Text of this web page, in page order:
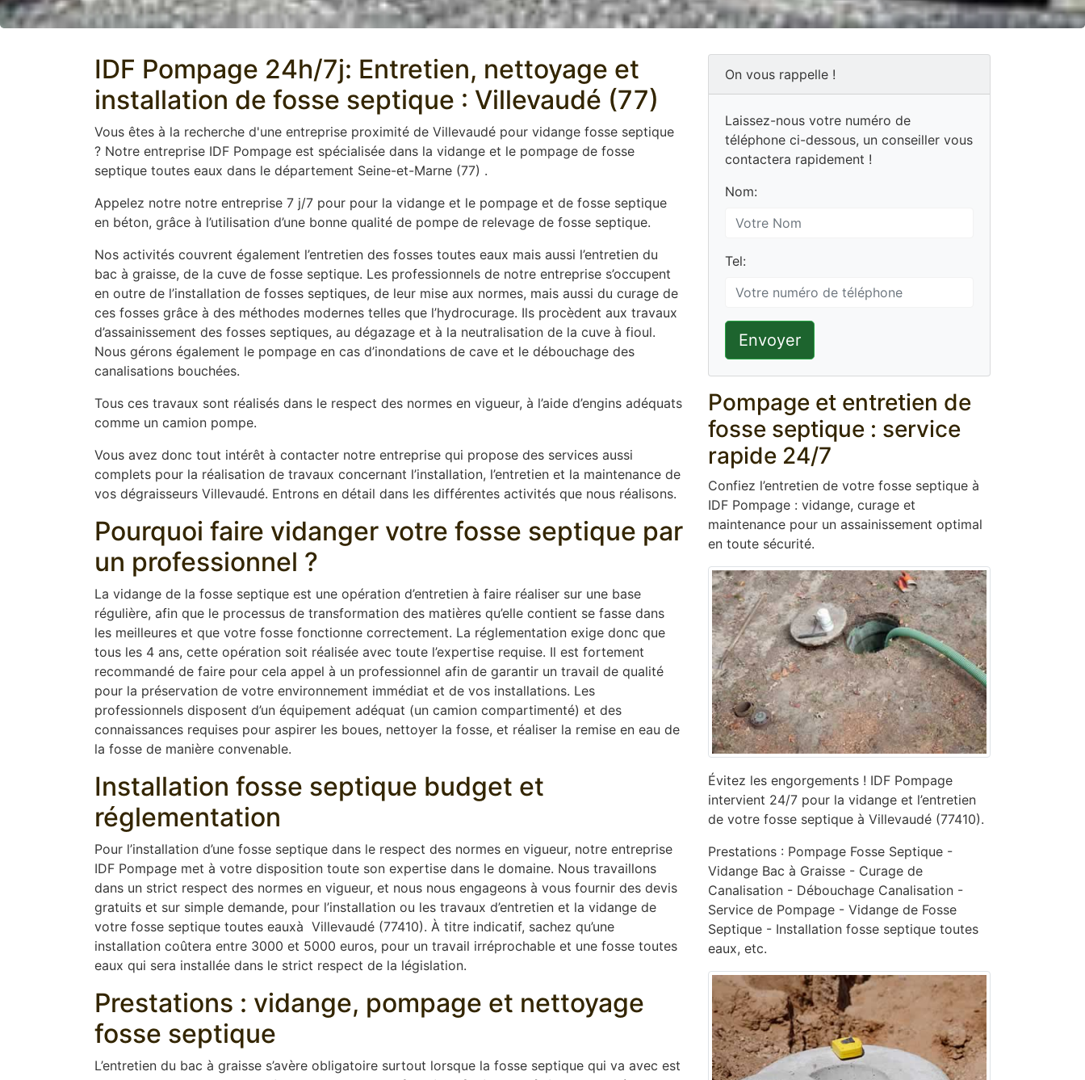
IDF Pompage 24h/7j: Entretien, nettoyage et
installation de fosse septique : Villevaudé (77)
Vous êtes à la recherche d'une entreprise proximité de Villevaudé pour vidange fosse septique
? Notre entreprise IDF Pompage est spécialisée dans la vidange et le pompage de fosse
septique toutes eaux dans le département Seine-et-Marne (77) .
Appelez notre notre entreprise 7 j/7 pour pour la vidange et le pompage et de fosse septique
en béton, grâce à l’utilisation d’une bonne qualité de pompe de relevage de fosse septique.
Nos activités couvrent également l’entretien des fosses toutes eaux mais aussi l’entretien du
bac à graisse, de la cuve de fosse septique. Les professionnels de notre entreprise s’occupent
en outre de l’installation de fosses septiques, de leur mise aux normes, mais aussi du curage de
ces fosses grâce à des méthodes modernes telles que l’hydrocurage. Ils procèdent aux travaux
d’assainissement des fosses septiques, au dégazage et à la neutralisation de la cuve à fioul.
Nous gérons également le pompage en cas d’inondations de cave et le débouchage des
canalisations bouchées.
Tous ces travaux sont réalisés dans le respect des normes en vigueur, à l’aide d’engins adéquats
comme un camion pompe.
Vous avez donc tout intérêt à contacter notre entreprise qui propose des services aussi
complets pour la réalisation de travaux concernant l’installation, l’entretien et la maintenance de
vos dégraisseurs Villevaudé. Entrons en détail dans les différentes activités que nous réalisons.
Pourquoi faire vidanger votre fosse septique par
un professionnel ?
La vidange de la fosse septique est une opération d’entretien à faire réaliser sur une base
régulière, afin que le processus de transformation des matières qu’elle contient se fasse dans
les meilleures et que votre fosse fonctionne correctement. La réglementation exige donc que
tous les 4 ans, cette opération soit réalisée avec toute l’expertise requise. Il est fortement
recommandé de faire pour cela appel à un professionnel afin de garantir un travail de qualité
pour la préservation de votre environnement immédiat et de vos installations. Les
professionnels disposent d’un équipement adéquat (un camion compartimenté) et des
connaissances requises pour aspirer les boues, nettoyer la fosse, et réaliser la remise en eau de
la fosse de manière convenable.
Installation fosse septique budget et
réglementation
Pour l’installation d’une fosse septique dans le respect des normes en vigueur, notre entreprise
IDF Pompage met à votre disposition toute son expertise dans le domaine. Nous travaillons
dans un strict respect des normes en vigueur, et nous nous engageons à vous fournir des devis
gratuits et sur simple demande, pour l’installation ou les travaux d’entretien et la vidange de
votre fosse septique toutes eauxà Villevaudé (77410). À titre indicatif, sachez qu’une
installation coûtera entre 3000 et 5000 euros, pour un travail irréprochable et une fosse toutes
eaux qui sera installée dans le strict respect de la législation.
Prestations : vidange, pompage et nettoyage
fosse septique
L’entretien du bac à graisse s’avère obligatoire surtout lorsque la fosse septique qui va avec est
On vous rappelle !
Laissez-nous votre numéro de
téléphone ci-dessous, un conseiller vous
contactera rapidement !
Nom:
Tel:
Envoyer
Pompage et entretien de
fosse septique : service
rapide 24/7
Confiez l’entretien de votre fosse septique à
IDF Pompage : vidange, curage et
maintenance pour un assainissement optimal
en toute sécurité.
Évitez les engorgements ! IDF Pompage
intervient 24/7 pour la vidange et l’entretien
de votre fosse septique à Villevaudé (77410).
Prestations : Pompage Fosse Septique -
Vidange Bac à Graisse - Curage de
Canalisation - ‎Débouchage Canalisation -
‎Service de Pompage - ‎Vidange de Fosse
Septique - Installation fosse septique toutes
eaux, etc.